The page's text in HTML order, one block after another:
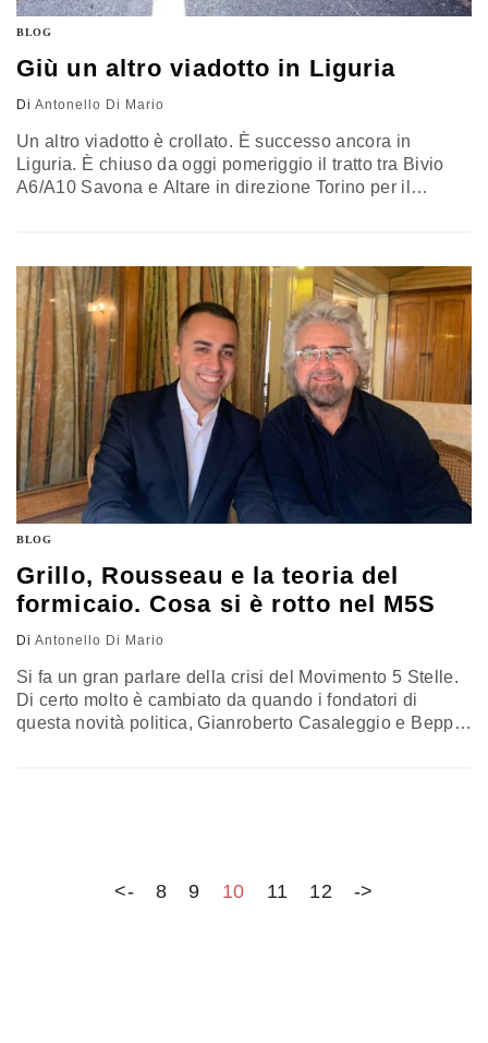
BLOG
Giù un altro viadotto in Liguria
Di Antonello Di Mario
Un altro viadotto è crollato. È successo ancora in
Liguria. È chiuso da oggi pomeriggio il tratto tra Bivio
A6/A10 Savona e Altare in direzione Torino per il
franoso. Sulla regione e nel…
BLOG
Grillo, Rousseau e la teoria del
formicaio. Cosa si è rotto nel M5S
Di Antonello Di Mario
Si fa un gran parlare della crisi del Movimento 5 Stelle.
Di certo molto è cambiato da quando i fondatori di
questa novità politica, Gianroberto Casaleggio e Beppe
<- 8 9 10 11 12 ->